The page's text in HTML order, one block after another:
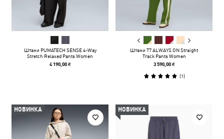
Штани PUMATECH SENSE 4-Way
Stretch Relaxed Pants Women
4 190,00 ₴
Штани T7 ALWAYS ON Straight
Track Pants Women
3 590,00 ₴
(1)
НОВИНКА НОВИНКА